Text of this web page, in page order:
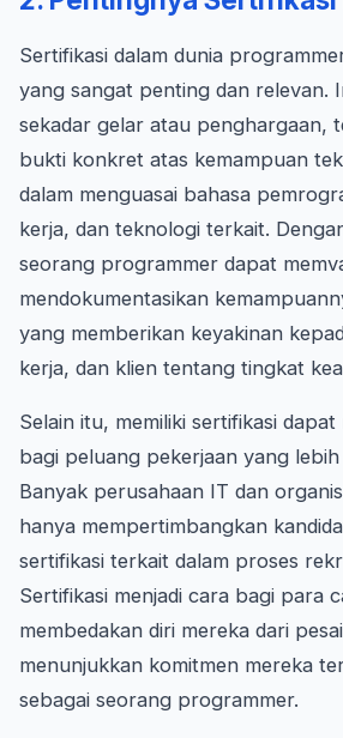
Sertifikasi dalam dunia
yang sangat penting dan relevan.
sekadar gelar atau penghargaan,
bukti konkret atas kemampuan
dalam menguasai bahasa
kerja, dan teknologi terkait.
seorang programmer dapat
mendokumentasikan
yang memberikan keyakinan
kerja, dan klien tentang tingkat
Selain itu, memiliki sertifikasi
bagi peluang pekerjaan yang
Banyak perusahaan IT dan
hanya mempertimbangkan
sertifikasi terkait dalam proses
Sertifikasi menjadi cara bagi para
membedakan diri mereka dari
menunjukkan komitmen mereka
sebagai seorang programmer.